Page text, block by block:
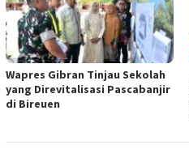
Wapres Gibran Tinjau Sekolah
yang Direvitalisasi Pascabanjir
di Bireuen